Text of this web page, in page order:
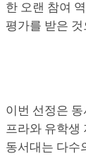
한 오랜 참여
평가를 받은
이번 선정은
프라와 유학생
동서대는 다수